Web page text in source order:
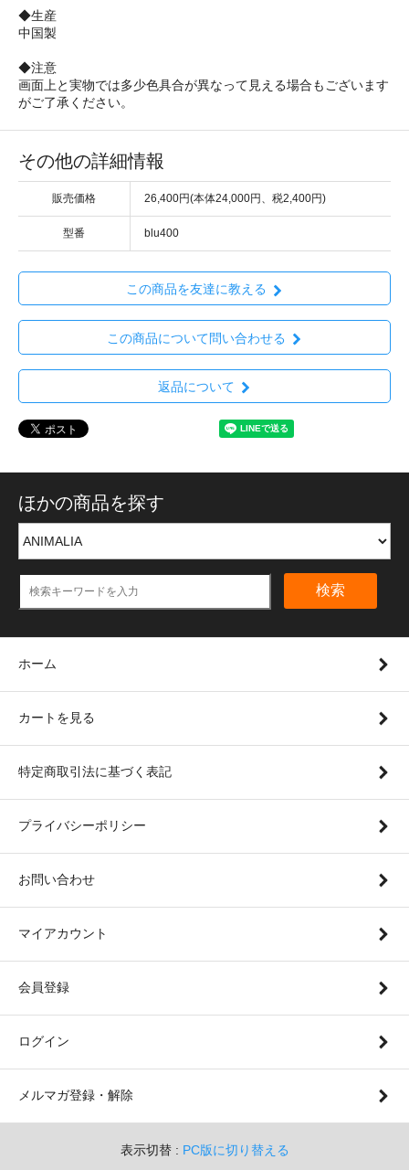
◆生産
中国製
◆注意
画面上と実物では多少色具合が異なって見える場合もございます
がご了承ください。
その他の詳細情報
販売価格 26,400円(本体24,000円、税2,400円)
型番 blu400
この商品を友達に教える
この商品について問い合わせる
返品について
ほかの商品を探す
検索
ホーム
カートを見る
特定商取引法に基づく表記
プライバシーポリシー
お問い合わせ
マイアカウント
会員登録
ログイン
メルマガ登録・解除
表示切替 : PC版に切り替える